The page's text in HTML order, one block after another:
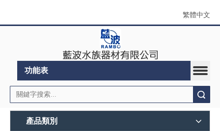
繁體中文
功能表
產品類別